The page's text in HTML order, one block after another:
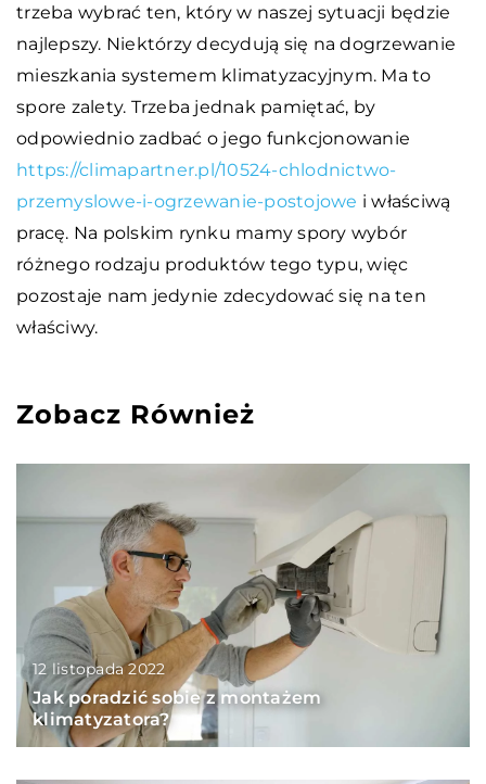
trzeba wybrać ten, który w naszej sytuacji będzie
najlepszy. Niektórzy decydują się na dogrzewanie
mieszkania systemem klimatyzacyjnym. Ma to
spore zalety. Trzeba jednak pamiętać, by
odpowiednio zadbać o jego funkcjonowanie
https://climapartner.pl/10524-chlodnictwo-
przemyslowe-i-ogrzewanie-postojowe i właściwą
pracę. Na polskim rynku mamy spory wybór
różnego rodzaju produktów tego typu, więc
pozostaje nam jedynie zdecydować się na ten
właściwy.
Zobacz Również
12 listopada 2022
Jak poradzić sobie z montażem
klimatyzatora?